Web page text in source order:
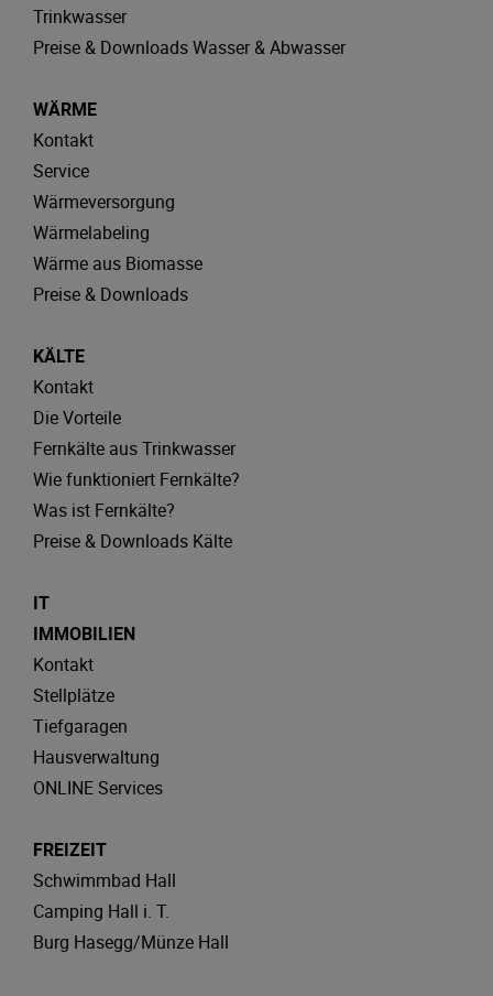
Trinkwasser
Preise & Downloads Wasser & Abwasser
WÄRME
Kontakt
Service
Wärmeversorgung
Wärmelabeling
Wärme aus Biomasse
Preise & Downloads
KÄLTE
Kontakt
Die Vorteile
Fernkälte aus Trinkwasser
Wie funktioniert Fernkälte?
Was ist Fernkälte?
Preise & Downloads Kälte
IT
IMMOBILIEN
Kontakt
Stellplätze
Tiefgaragen
Hausverwaltung
ONLINE Services
FREIZEIT
Schwimmbad Hall
Camping Hall i. T.
Burg Hasegg/Münze Hall